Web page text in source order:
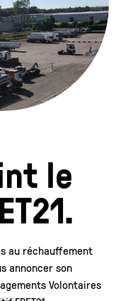
le
au réchauffement
annoncer son
Volontaires